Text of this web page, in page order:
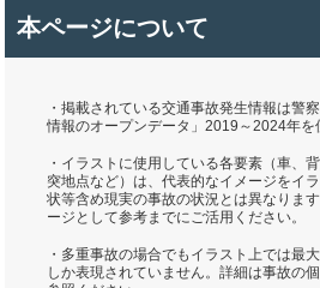
本ページについて
・掲載されている交通事故発生情報は警
情報のオープンデータ」2019～2024年を
・イラストに使用している各要素（車、
突地点など）は、代表的なイメージをイ
状等含め現実の事故の状況とは異なりま
ージとして参考までにご活用ください。
・多重事故の場合でもイラスト上では最
しか表現されていません。詳細は事故の